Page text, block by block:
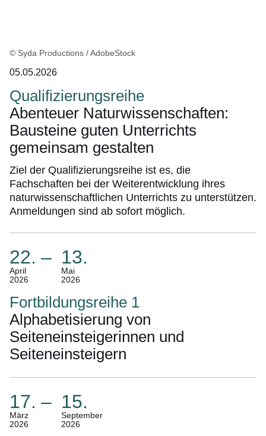
© Syda Productions / AdobeStock
05.05.2026
Qualifizierungsreihe
Abenteuer Naturwissenschaften:
Bausteine guten Unterrichts
gemeinsam gestalten
Ziel der Qualifizierungsreihe ist es, die
Fachschaften bei der Weiterentwicklung ihres
naturwissenschaftlichen Unterrichts zu unterstützen.
Anmeldungen sind ab sofort möglich.
22.
April
2026
– 13.
Mai
2026
(Termin:
22.
April
2026
Bis
13.
Mai
Fortbildungsreihe 1
Alphabetisierung von
Seiteneinsteigerinnen und
Seiteneinsteigern
17.
März
2026
– 15.
September
2026
(Termin:
17.